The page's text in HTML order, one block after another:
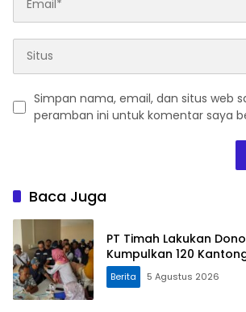
Simpan nama, email, dan situs web
peramban ini untuk komentar saya
Baca Juga
PT Timah Lakukan
Kumpulkan 120
Berita 5 Agustus 2026